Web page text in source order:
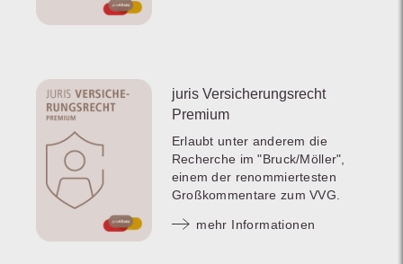
juris Versicherungsrecht
Premium
Erlaubt unter anderem die
Recherche im "Bruck/Möller",
einem der renommiertesten
Großkommentare zum VVG.
mehr Informationen